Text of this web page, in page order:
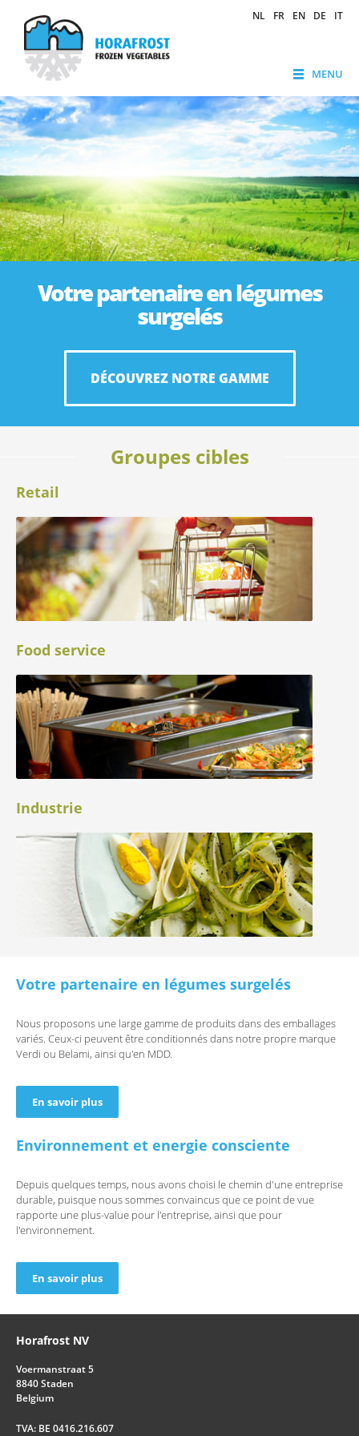
MENU
NL FR EN DE IT
Votre partenaire en légumes
surgelés
DÉCOUVREZ NOTRE GAMME
Groupes cibles
Retail
Food service
Industrie
Votre partenaire en légumes surgelés
Nous proposons une large gamme de produits dans des emballages
variés. Ceux-ci peuvent être conditionnés dans notre propre marque
Verdi ou Belami, ainsi qu'en MDD.
En savoir plus
Environnement et energie consciente
Depuis quelques temps, nous avons choisi le chemin d'une entreprise
durable, puisque nous sommes convaincus que ce point de vue
rapporte une plus-value pour l'entreprise, ainsi que pour
l'environnement.
En savoir plus
Horafrost NV
Voermanstraat 5
8840 Staden
Belgium
TVA: BE 0416.216.607